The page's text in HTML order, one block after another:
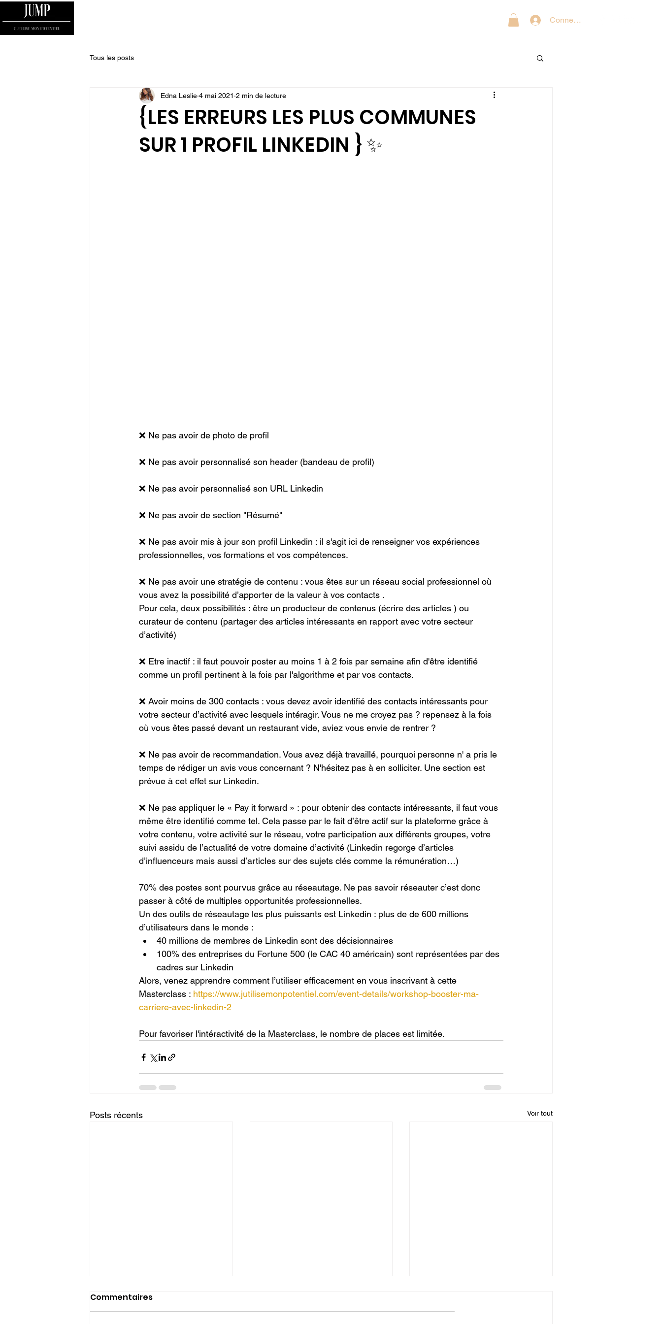
Connexion
Tous les posts
{LES ERREURS LES PLUS COMMUNES
SUR 1 PROFIL LINKEDIN } ✨
Edna Leslie 4 mai 2021 2 min de lecture
❌ Ne pas avoir de photo de profil
❌ Ne pas avoir personnalisé son header (bandeau de profil)
❌ Ne pas avoir personnalisé son URL Linkedin
❌ Ne pas avoir de section "Résumé"
❌ Ne pas avoir mis à jour son profil Linkedin : il s'agit ici de renseigner vos expériences
professionnelles, vos formations et vos compétences.
❌ Ne pas avoir une stratégie de contenu : vous êtes sur un réseau social professionnel où
vous avez la possibilité d’apporter de la valeur à vos contacts .
Pour cela, deux possibilités : être un producteur de contenus (écrire des articles ) ou
curateur de contenu (partager des articles intéressants en rapport avec votre secteur
d’activité)
❌ Etre inactif : il faut pouvoir poster au moins 1 à 2 fois par semaine afin d'être identifié
comme un profil pertinent à la fois par l'algorithme et par vos contacts.
❌ Avoir moins de 300 contacts : vous devez avoir identifié des contacts intéressants pour
votre secteur d’activité avec lesquels intéragir. Vous ne me croyez pas ? repensez à la fois
où vous êtes passé devant un restaurant vide, aviez vous envie de rentrer ?
❌ Ne pas avoir de recommandation. Vous avez déjà travaillé, pourquoi personne n' a pris le
temps de rédiger un avis vous concernant ? N'hésitez pas à en solliciter. Une section est
prévue à cet effet sur Linkedin.
❌ Ne pas appliquer le « Pay it forward » : pour obtenir des contacts intéressants, il faut vous
même être identifié comme tel. Cela passe par le fait d’être actif sur la plateforme grâce à
votre contenu, votre activité sur le réseau, votre participation aux différents groupes, votre
suivi assidu de l’actualité de votre domaine d’activité (Linkedin regorge d’articles
d’influenceurs mais aussi d’articles sur des sujets clés comme la rémunération…)
70% des postes sont pourvus grâce au réseautage. Ne pas savoir réseauter c’est donc
passer à côté de multiples opportunités professionnelles.
Un des outils de réseautage les plus puissants est Linkedin : plus de de 600 millions
d’utilisateurs dans le monde :
40 millions de membres de Linkedin sont des décisionnaires
100% des entreprises du Fortune 500 (le CAC 40 américain) sont représentées par des
cadres sur Linkedin
Alors, venez apprendre comment l’utiliser efficacement en vous inscrivant à cette
Masterclass : https://www.jutilisemonpotentiel.com/event-details/workshop-booster-ma-
carriere-avec-linkedin-2
Pour favoriser l'intéractivité de la Masterclass, le nombre de places est limitée.
Posts récents Voir tout
Commentaires